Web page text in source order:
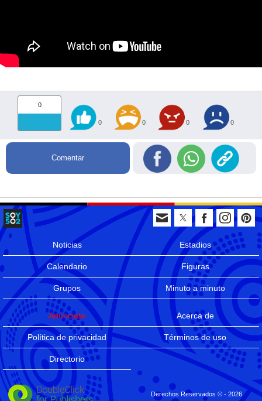
0
0 0 0 0
Comentar
Noticias Estadios
Calendario Figuras
Grupos Minuto a minuto
Anúnciate Acerca de
Política de privacidad Términos de uso
Directorio
Derechos Reservados © - 2026